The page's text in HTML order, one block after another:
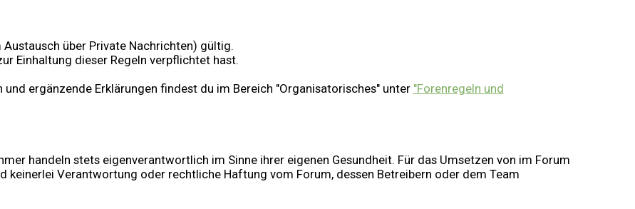
über Private Nachrichten) gültig.
Einhaltung dieser Regeln verpflichtet hast.
ergänzende Erklärungen findest du im Bereich "Organisatorisches" unter "Forenregeln und
handeln stets eigenverantwortlich im Sinne ihrer eigenen Gesundheit. Für das Umsetzen von im Forum
keinerlei Verantwortung oder rechtliche Haftung vom Forum, dessen Betreibern oder dem Team